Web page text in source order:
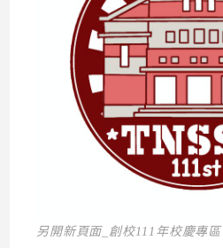
另開新頁面_創校111年校慶專區